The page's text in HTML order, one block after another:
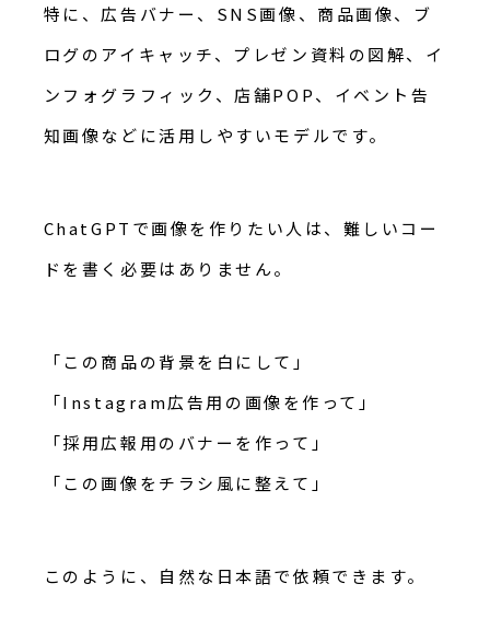
特に、広告バナー、SNS画像、商品画像、ブ
ログのアイキャッチ、プレゼン資料の図解、イ
ンフォグラフィック、店舗POP、イベント告
知画像などに活用しやすいモデルです。
ChatGPTで画像を作りたい人は、難しいコー
ドを書く必要はありません。
「この商品の背景を白にして」
「Instagram広告用の画像を作って」
「採用広報用のバナーを作って」
「この画像をチラシ風に整えて」
このように、自然な日本語で依頼できます。